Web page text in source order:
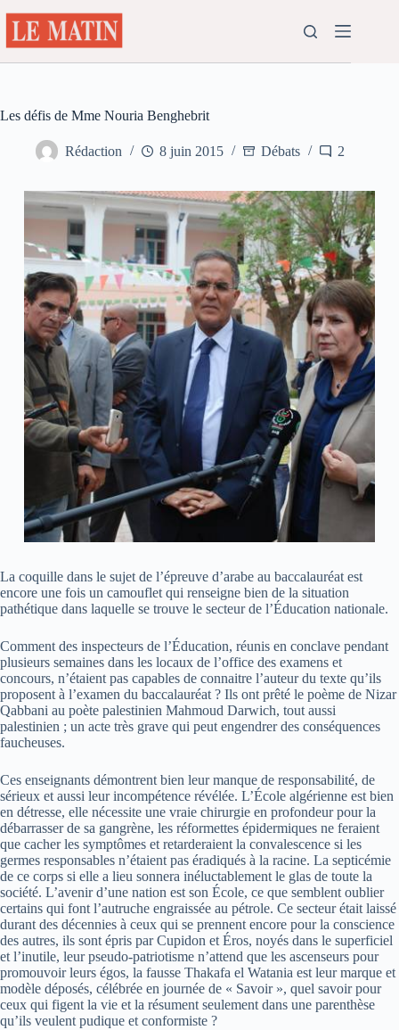
au
contenu
Les défis de Mme Nouria Benghebrit
Rédaction 8 juin 2015 Débats 2
La coquille dans le sujet de l’épreuve d’arabe au baccalauréat est
encore une fois un camouflet qui renseigne bien de la situation
pathétique dans laquelle se trouve le secteur de l’Éducation nationale.
Comment des inspecteurs de l’Éducation, réunis en conclave pendant
plusieurs semaines dans les locaux de l’office des examens et
concours, n’étaient pas capables de connaitre l’auteur du texte qu’ils
proposent à l’examen du baccalauréat ? Ils ont prêté le poème de Nizar
Qabbani au poète palestinien Mahmoud Darwich, tout aussi
palestinien ; un acte très grave qui peut engendrer des conséquences
faucheuses.
Ces enseignants démontrent bien leur manque de responsabilité, de
sérieux et aussi leur incompétence révélée. L’École algérienne est bien
en détresse, elle nécessite une vraie chirurgie en profondeur pour la
débarrasser de sa gangrène, les réformettes épidermiques ne feraient
que cacher les symptômes et retarderaient la convalescence si les
germes responsables n’étaient pas éradiqués à la racine. La septicémie
de ce corps si elle a lieu sonnera inéluctablement le glas de toute la
société. L’avenir d’une nation est son École, ce que semblent oublier
certains qui font l’autruche engraissée au pétrole. Ce secteur était laissé
durant des décennies à ceux qui se prennent encore pour la conscience
des autres, ils sont épris par Cupidon et Éros, noyés dans le superficiel
et l’inutile, leur pseudo-patriotisme n’attend que les ascenseurs pour
promouvoir leurs égos, la fausse Thakafa el Watania est leur marque et
modèle déposés, célébrée en journée de « Savoir », quel savoir pour
ceux qui figent la vie et la résument seulement dans une parenthèse
qu’ils veulent pudique et conformiste ?